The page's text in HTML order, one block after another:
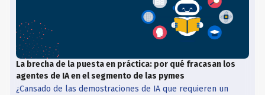
La brecha de la puesta en práctica: por qué fracasan los
agentes de IA en el segmento de las pymes
¿Cansado de las demostraciones de IA que requieren un